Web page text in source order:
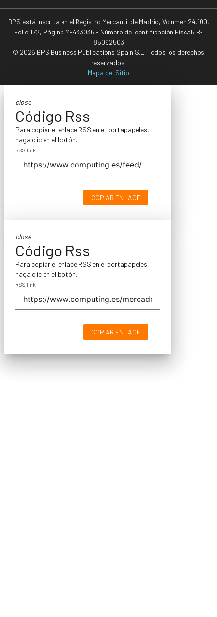
BPS está inscrita en el Registro Mercantil de Madrid, Volumen 24.100,
Folio 172, Página M-433036 - Número de Identificación Fiscal: B-
85062503
© 2026 BPS Business Publications Spain S.L. Todos los derechos
reservados.
Mapa del Sitio
close
Código Rss
Para copiar el enlace RSS en el portapapeles,
haga clic en el botón.
RSS link
COPIAR ENLACE
close
Código Rss
Para copiar el enlace RSS en el portapapeles,
haga clic en el botón.
RSS link
COPIAR ENLACE